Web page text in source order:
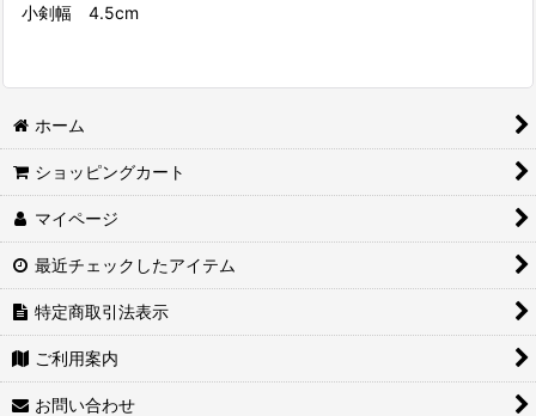
小剣幅 4.5cm
ホーム
ショッピングカート
マイページ
最近チェックしたアイテム
特定商取引法表示
ご利用案内
お問い合わせ